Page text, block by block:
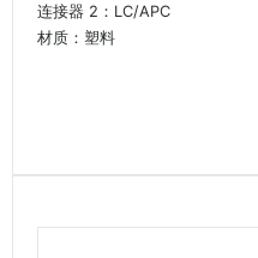
连接器 2：LC/APC
材质：塑料